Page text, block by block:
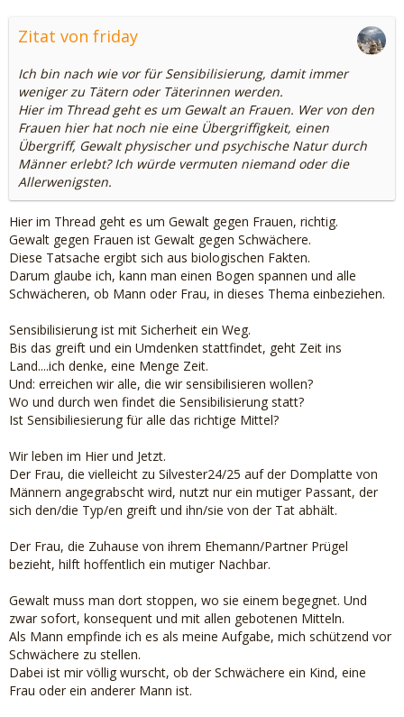
Zitat von friday
Ich bin nach wie vor für Sensibilisierung, damit immer
weniger zu Tätern oder Täterinnen werden.
Hier im Thread geht es um Gewalt an Frauen. Wer von den
Frauen hier hat noch nie eine Übergriffigkeit, einen
Übergriff, Gewalt physischer und psychische Natur durch
Männer erlebt? Ich würde vermuten niemand oder die
Allerwenigsten.
Hier im Thread geht es um Gewalt gegen Frauen, richtig.
Gewalt gegen Frauen ist Gewalt gegen Schwächere.
Diese Tatsache ergibt sich aus biologischen Fakten.
Darum glaube ich, kann man einen Bogen spannen und alle
Schwächeren, ob Mann oder Frau, in dieses Thema einbeziehen.
Sensibilisierung ist mit Sicherheit ein Weg.
Bis das greift und ein Umdenken stattfindet, geht Zeit ins
Land....ich denke, eine Menge Zeit.
Und: erreichen wir alle, die wir sensibilisieren wollen?
Wo und durch wen findet die Sensibilisierung statt?
Ist Sensibiliesierung für alle das richtige Mittel?
Wir leben im Hier und Jetzt.
Der Frau, die vielleicht zu Silvester24/25 auf der Domplatte von
Männern angegrabscht wird, nutzt nur ein mutiger Passant, der
sich den/die Typ/en greift und ihn/sie von der Tat abhält.
Der Frau, die Zuhause von ihrem Ehemann/Partner Prügel
bezieht, hilft hoffentlich ein mutiger Nachbar.
Gewalt muss man dort stoppen, wo sie einem begegnet. Und
zwar sofort, konsequent und mit allen gebotenen Mitteln.
Als Mann empfinde ich es als meine Aufgabe, mich schützend vor
Schwächere zu stellen.
Dabei ist mir völlig wurscht, ob der Schwächere ein Kind, eine
Frau oder ein anderer Mann ist.